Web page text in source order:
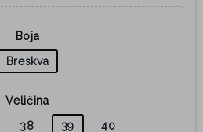
Boja
Breskva
Veličina
38 39 40